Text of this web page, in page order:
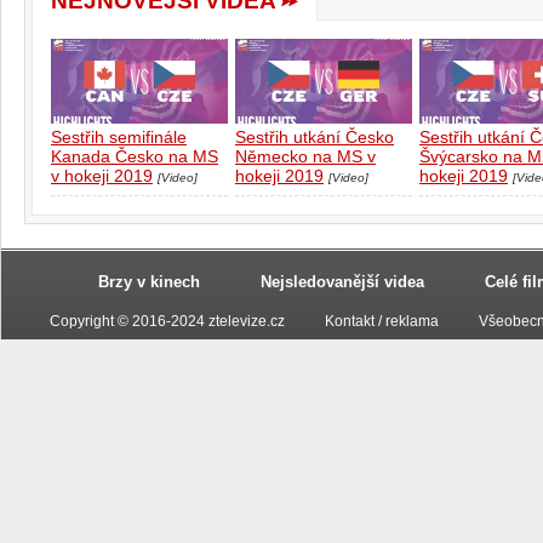
Sestřih semifinále
Kanada Česko na MS
v hokeji 2019 [Video]
Sestřih utkání Česko
Německo na MS v
hokeji 2019 [Video]
Sestřih utkání
Švýcarsko na
hokeji 2019
Brzy v kinech Nejsledovanější videa Celé
Copyright © 2016-2024 ztelevize.cz Kontakt / reklama